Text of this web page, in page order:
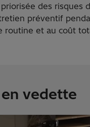
des risques
préventif
routine et au coût
vedette